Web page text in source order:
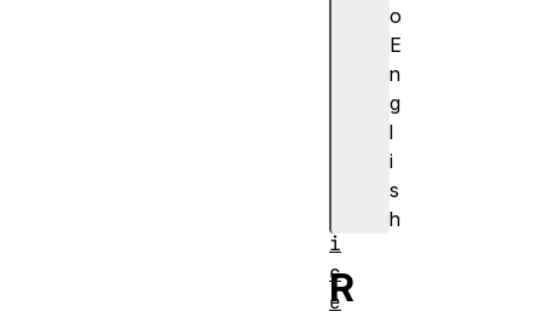
o
E
n
g
l
i
s
h
R
i
c
e